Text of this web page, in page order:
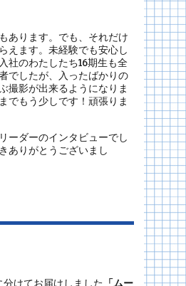
あります。でも、それだけ
えます。未経験でも安心し
社のわたしたち16期生も全
でしたが、入ったばかりの
撮影が出来るようになりま
でもう少しです！頑張りま
ーダーのインタビューでし
ありがとうございまし
けてお届けしました 「ムー